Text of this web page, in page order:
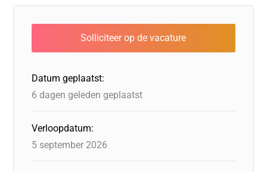
e
b
o
o
k
e
dI
n
o
d
o
n
a
d
s
s
A
p
l
Datum geplaatst:
6 dagen geleden geplaatst
Verloopdatum:
5 september 2026